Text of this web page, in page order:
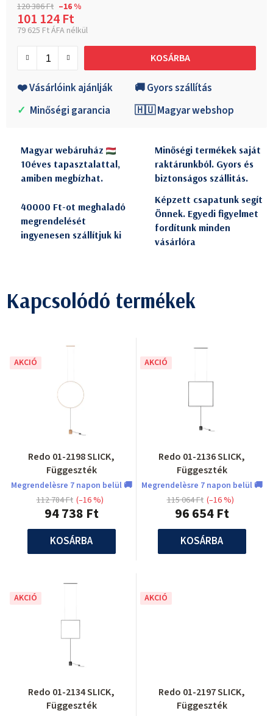
120 386 Ft –16 %
101 124 Ft
79 625 Ft ÁFA nélkül
KOSÁRBA
❤️ Vásárlóink ajánlják
🚚 Gyors szállítás
✓ Minőségi garancia 🇭🇺 Magyar webshop
Magyar webáruház
10éves tapasztalattal,
amiben megbízhat.
Minőségi termékek saját
raktárunkból. Gyors és
biztonságos szállitás.
40000 Ft-ot meghaladó
megrendelését
ingyenesen szállítjuk ki
Képzett csapatunk segít
Önnek. Egyedi figyelmet
fordítunk minden
vásárlóra
Kapcsolódó termékek
AKCIÓ
Redo 01-2198 SLICK,
Függeszték
Megrendelèsre 7 napon belül 🚚
94 738 Ft
112 784 Ft (–16 %)
KOSÁRBA
AKCIÓ
Redo 01-2136 SLICK,
Függeszték
Megrendelèsre 7 napon belül 🚚
96 654 Ft
115 064 Ft (–16 %)
KOSÁRBA
AKCIÓ
Redo 01-2134 SLICK,
Függeszték
AKCIÓ
Redo 01-2197 SLICK,
Függeszték